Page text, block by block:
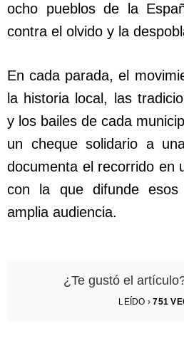
ocho pueblos de la
contra el olvido y la
En cada parada, el
la historia local, las
y los bailes de cada
un cheque solidario a
documenta el recorrido en
con la que difunde esos
amplia audiencia.
¿Te gustó el
LEÍDO ›751